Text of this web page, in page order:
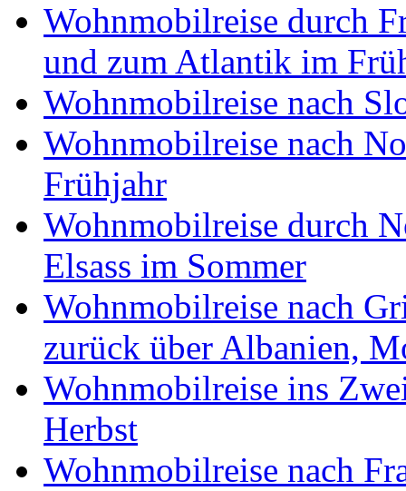
Wohnmobilreise durch
und zum Atlantik im
Wohnmobilreise nach
Wohnmobilreise nach
Frühjahr
Wohnmobilreise durch
Elsass im Sommer
Wohnmobilreise nach
zurück über Albanien,
Wohnmobilreise ins
Herbst
Wohnmobilreise nach